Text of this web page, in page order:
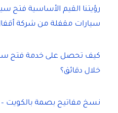
رؤيتنا القيم الأساسية فتح
سيارات مقفلة من شركة
كيف تحصل على خدمة فتح
خلال دقائق؟
نسخ مفاتيح بصمة بالكويت